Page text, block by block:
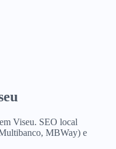
em Viseu. SEO local
MBWay) e